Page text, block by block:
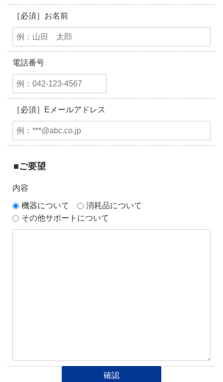
［必須］お名前
電話番号
［必須］Eメールアドレス
■ご要望
内容
機器について
消耗品について
その他サポートについて